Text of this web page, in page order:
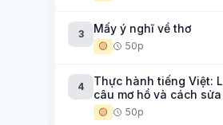
3 Mấy ý nghĩ về thơ
🟡 50p
4
Thực hành tiếng Việt:
câu mơ hồ và cách sửa
🟡 50p